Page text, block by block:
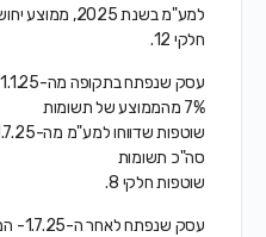
למע"מ בשנת
חלקי 12.
7% מהממוצע של תשומות
סה"כ תשומות
שוטפות חלקי 8.